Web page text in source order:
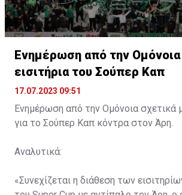
Ενημέρωση από την Ομόνοια
εισιτήρια του Σούπερ Καπ
17.07.2023 09:51
Ενημέρωση από την Ομόνοια σχετικά
για το Σούπερ Καπ κόντρα στον Άρη.
Αναλυτικά:
«Συνεχίζεται η διάθεση των